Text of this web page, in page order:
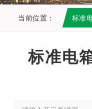
当前位置： 标准
标准电